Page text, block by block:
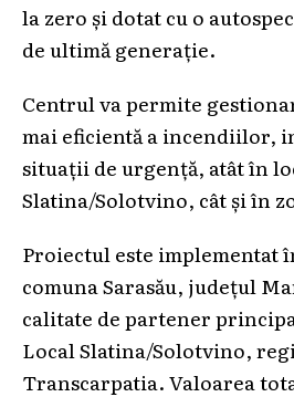
la zero și dotat cu o
de ultimă generație.
Centrul va permite
mai eficientă a incendiilor,
situații de urgență, atât în
Slatina/Solotvino, cât și în
Proiectul este implementat
comuna Sarasău, județul
calitate de partener
Local Slatina/Solotvino,
Transcarpatia. Valoarea